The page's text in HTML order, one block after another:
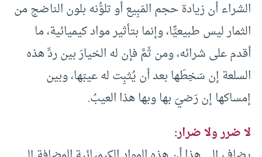
الشراء أن زيادة حجم المَبِيع أو تلوُّنه بلون الناضج من
الثمار ليس طبيعيًّا، وإنما بتأثير مواد كيميائية، ما
أقدم على شرائه، ومن ثَمَّ فإن له الخيارَ بين ردِّ هذه
السلعة إن سَخِطَها بعد أن يُثبِت له عيبَها، وبين
إمساكها إن رَضيَ بها وبها هذا العيبُ.
لا ضرر ولا ضرار: